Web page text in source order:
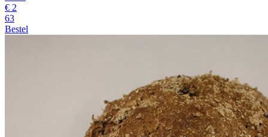
€ 2
63
Bestel